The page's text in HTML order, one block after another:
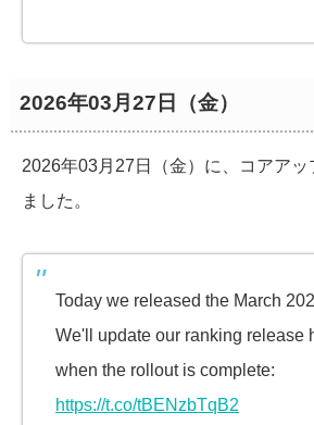
2026年03月27日（金）
2026年03月27日（金）に、コアア
ました。
Today we released the March
We'll update our ranking release
when the rollout is complete:
https://t.co/tBENzbTqB2